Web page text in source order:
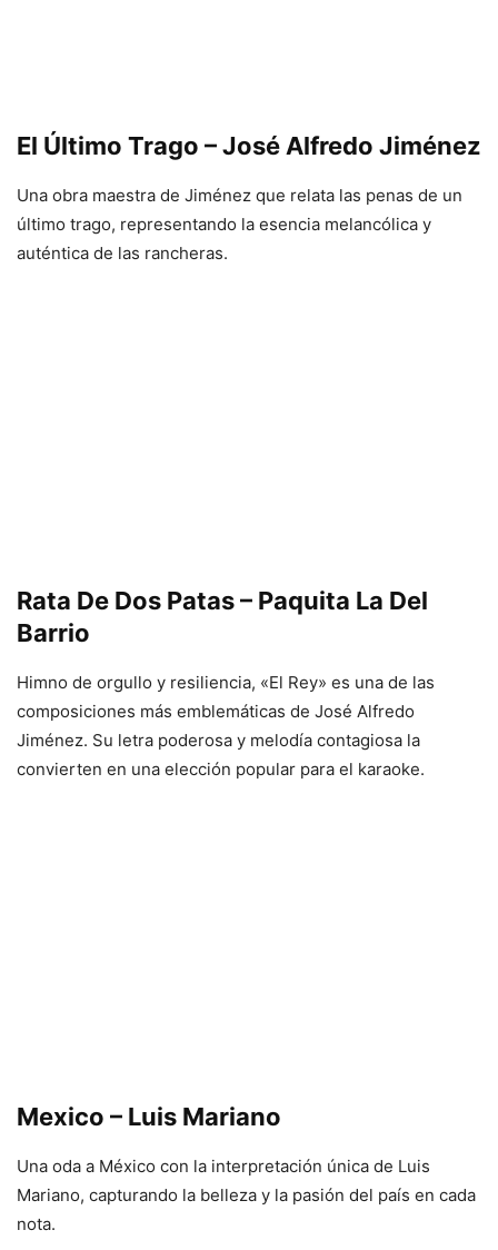
El Último Trago – José Alfredo Jiménez
Una obra maestra de Jiménez que relata las penas de un
último trago, representando la esencia melancólica y
auténtica de las rancheras.
Rata De Dos Patas – Paquita La Del
Barrio
Himno de orgullo y resiliencia, «El Rey» es una de las
composiciones más emblemáticas de José Alfredo
Jiménez. Su letra poderosa y melodía contagiosa la
convierten en una elección popular para el karaoke.
Mexico – Luis Mariano
Una oda a México con la interpretación única de Luis
Mariano, capturando la belleza y la pasión del país en cada
nota.